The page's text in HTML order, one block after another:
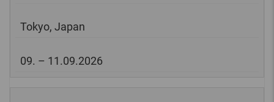
Tokyo, Japan
09. – 11.09.2026